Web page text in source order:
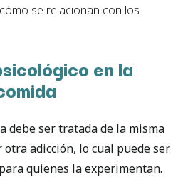
se relacionan con los
en la
debe ser tratada de la misma
adicción, lo cual puede ser
quienes la experimentan.